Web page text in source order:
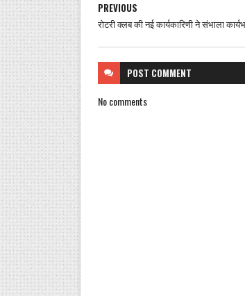
PREVIOUS
रोटरी क्लब की नई कार्यकारिणी ने संभाला
POST COMMENT
No comments